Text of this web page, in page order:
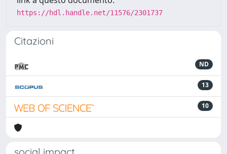
https://hdl.handle.net/11576/2301737
Citazioni
ND
13
10